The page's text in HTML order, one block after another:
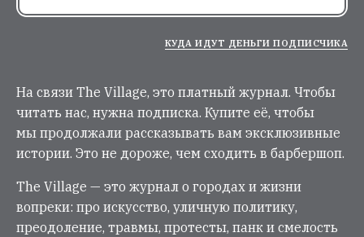
КУДА ИДУТ ДЕНЬГИ ПОДПИСЧИКА
На связи The Village, это платный журнал. Чтобы
читать нас, нужна подписка. Купите её, чтобы
мы продолжали рассказывать вам эксклюзивные
истории. Это не дороже, чем сходить в барбершоп.
The Village — это журнал о городах и жизни
вопреки: про искусство, уличную политику,
преодоление, травмы, протесты, панк и смелость